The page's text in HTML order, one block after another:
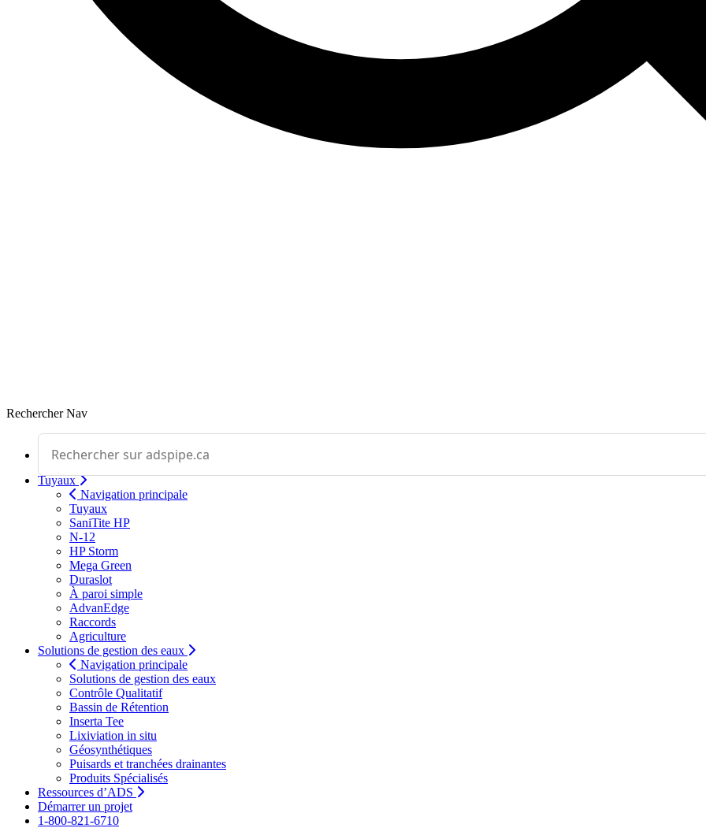
Rechercher Nav
Effectuer une recherche
Tuyaux
Navigation principale
Tuyaux
SaniTite HP
N-12
HP Storm
Mega Green
Duraslot
À paroi simple
AdvanEdge
Raccords
Agriculture
Solutions de gestion des eaux
Navigation principale
Solutions de gestion des eaux
Contrôle Qualitatif
Bassin de Rétention
Inserta Tee
Lixiviation in situ
Géosynthétiques
Puisards et tranchées drainantes
Produits Spécialisés
Ressources d’ADS
Démarrer un projet
1-800-821-6710